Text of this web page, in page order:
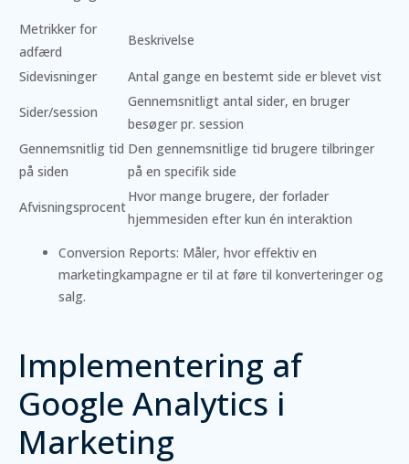
Metrikker for
adfærd
Beskrivelse
Sidevisninger Antal gange en bestemt side er blevet vist
Sider/session
Gennemsnitligt antal sider, en bruger
besøger pr. session
Gennemsnitlig tid
på siden
Den gennemsnitlige tid brugere tilbringer
på en specifik side
Afvisningsprocent
Hvor mange brugere, der forlader
hjemmesiden efter kun én interaktion
Conversion Reports: Måler, hvor effektiv en
marketingkampagne er til at føre til konverteringer og
salg.
Implementering af
Google Analytics i
Marketing